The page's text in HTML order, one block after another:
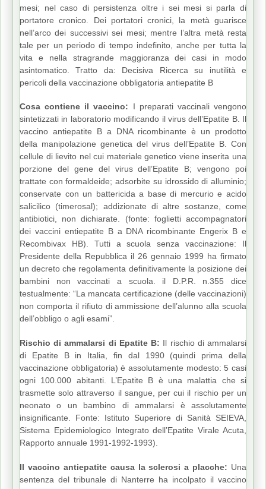
mesi; nel caso di persistenza oltre i sei mesi si parla di
portatore cronico. Dei portatori cronici, la metà guarisce
nell’arco dei successivi sei mesi; mentre l’altra metà resta
tale per un periodo di tempo indefinito, anche per tutta la
vita e nella stragrande maggioranza dei casi in modo
asintomatico. Tratto da: Decisiva Ricerca su inutilità e
pericoli della vaccinazione obbligatoria antiepatite B
Cosa contiene il vaccino: I preparati vaccinali vengono
sintetizzati in laboratorio modificando il virus dell’Epatite B. Il
vaccino antiepatite B a DNA ricombinante è un prodotto
della manipolazione genetica del virus dell’Epatite B. Con
cellule di lievito nel cui materiale genetico viene inserita una
porzione del gene del virus dell’Epatite B; vengono poi
trattate con formaldeide; adsorbite su idrossido di alluminio;
conservate con un battericida a base di mercurio e acido
salicilico (timerosal); addizionate di altre sostanze, come
antibiotici, non dichiarate. (fonte: foglietti accompagnatori
dei vaccini entiepatite B a DNA ricombinante Engerix B e
Recombivax HB). Tutti a scuola senza vaccinazione: Il
Presidente della Repubblica il 26 gennaio 1999 ha firmato
un decreto che regolamenta definitivamente la posizione dei
bambini non vaccinati a scuola. il D.P.R. n.355 dice
testualmente: “La mancata certificazione (delle vaccinazioni)
non comporta il rifiuto di ammissione dell’alunno alla scuola
dell’obbligo o agli esami”.
Rischio di ammalarsi di Epatite B: Il rischio di ammalarsi
di Epatite B in Italia, fin dal 1990 (quindi prima della
vaccinazione obbligatoria) è assolutamente modesto: 5 casi
ogni 100.000 abitanti. L’Epatite B è una malattia che si
trasmette solo attraverso il sangue, per cui il rischio per un
neonato o un bambino di ammalarsi è assolutamente
insignificante. Fonte: Istituto Superiore di Sanità SEIEVA,
Sistema Epidemiologico Integrato dell’Epatite Virale Acuta,
Rapporto annuale 1991-1992-1993).
Il vaccino antiepatite causa la sclerosi a placche: Una
sentenza del tribunale di Nanterre ha incolpato il vaccino